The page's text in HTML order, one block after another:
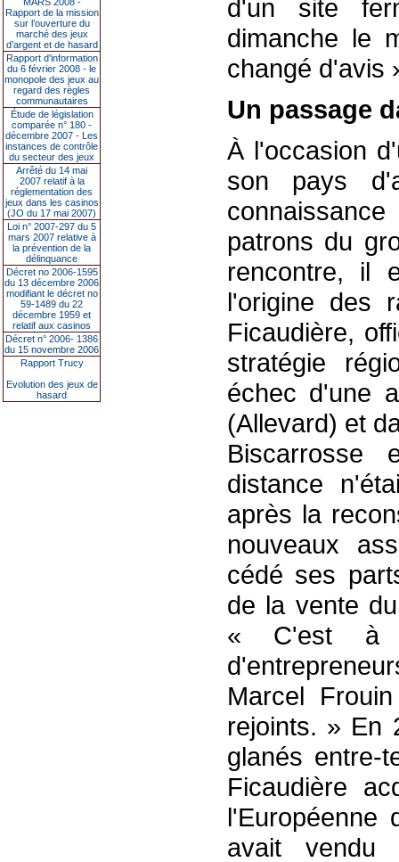
Rapport de la mission
sur l’ouverture du
marché des jeux
d’argent et de hasard
Rapport d'information
du 6 février 2008 - le
monopole des jeux au
regard des règles
communautaires
Étude de législation
comparée n° 180 -
décembre 2007 - Les
instances de contrôle
du secteur des jeux
Arrêté du 14 mai
2007 relatif à la
réglementation des
jeux dans les casinos
(JO du 17 mai 2007)
Loi n° 2007-297 du 5
mars 2007 relative à
la prévention de la
délinquance
Décret no 2006-1595
du 13 décembre 2006
modifiant le décret no
59-1489 du 22
décembre 1959 et
relatif aux casinos
Décret n° 2006- 1386
du 15 novembre 2006
Rapport Trucy
Evolution des jeux de
hasard
d'un site
dimanche le
changé d'avis
Un passage
À l'occasion
son pays
patrons du
rencontre, il
l'origine des
Ficaudière,
stratégie
échec d'une
(Allevard) et
distance
après la
nouveaux
cédé ses
de la vente
« C'est à
Marcel
rejoints. » En
glanés entre-
Ficaudière
l'Européenne
avait vendu